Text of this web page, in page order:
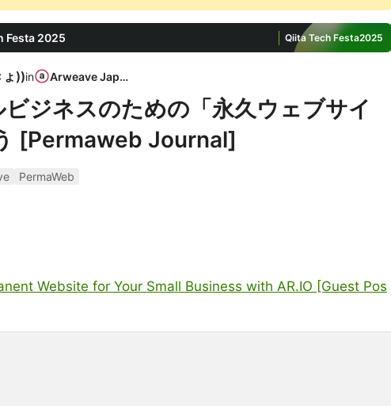
Festa 2025 Qiita Tech Festa2025
))in Arweave Japan
ジネスのための「永久ウェブサイ
[Permaweb Journal]
PermaWeb
Website for Your Small Business with AR.IO [Guest Pos